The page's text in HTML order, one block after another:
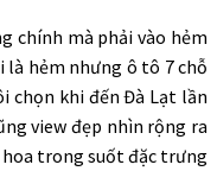
chính mà phải vào hẻm
hẻm nhưng ô tô 7 chỗ
chọn khi đến Đà Lạt lần
view đẹp nhìn rộng ra
trong suốt đặc trưng